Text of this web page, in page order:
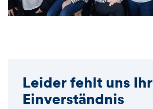
Leider fehlt uns Ihr
Einverständnis